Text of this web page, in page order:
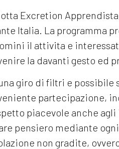
Excretion
Italia. La programma
il attivita e
la davanti gesto ed
giro di filtri e possibile
partecipazione,
piacevole anche
pensiero mediante
non gradite,